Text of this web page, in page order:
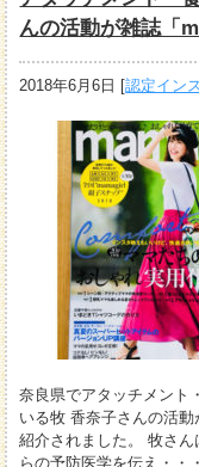
んの活動が雑誌「
2018年6月6日 [認定イン
奈良県でアタッチメント
いる牧 香奈子さんの活
紹介されました。 牧さ
らの予防医学を伝え・・・